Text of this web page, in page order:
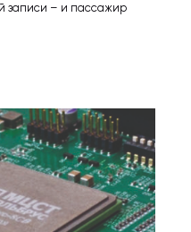
записи – и пассажир